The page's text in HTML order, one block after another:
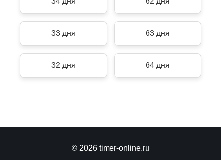
33 дня 63 дня
32 дня 64 дня
© 2026 timer-online.ru